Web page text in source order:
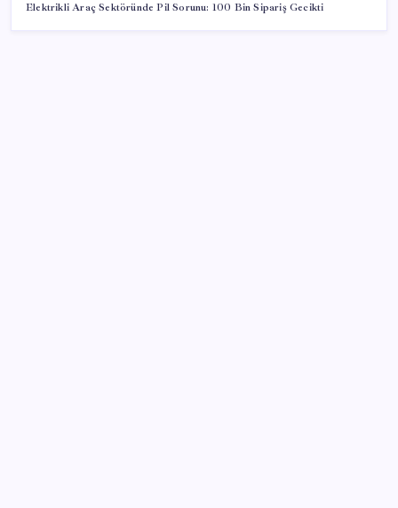
Elektrikli Araç Sektöründe Pil Sorunu: 100 Bin Sipariş Gecikti